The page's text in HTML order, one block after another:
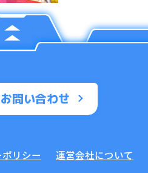
問い合わせ
リシー 運営会社について